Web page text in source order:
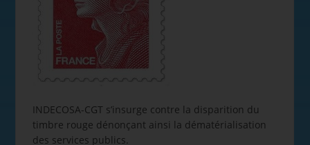
INDECOSA-CGT s’insurge contre la disparition du
timbre rouge dénonçant ainsi la dématérialisation
des services publics.